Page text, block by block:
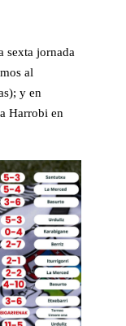
sexta jornada
al
y en
Harrobi en